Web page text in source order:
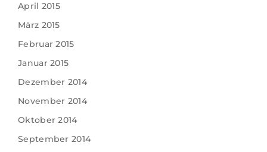
April 2015
März 2015
Februar 2015
Januar 2015
Dezember 2014
November 2014
Oktober 2014
September 2014